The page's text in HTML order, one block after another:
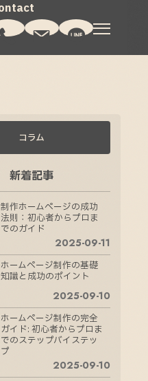
コラム
新着記事
制作ホームページの成功
法則：初心者からプロま
でのガイド
2025-09-11
ホームページ制作の基礎
知識と成功のポイント
2025-09-10
ホームページ制作の完全
ガイド: 初心者からプロま
でのステップバイステッ
プ
2025-09-10